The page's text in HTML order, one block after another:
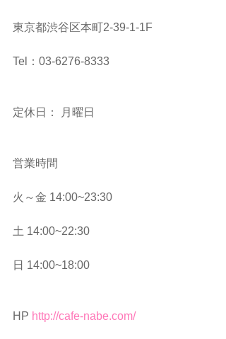
東京都渋谷区本町2-39-1-1F
Tel：03-6276-8333
定休日： 月曜日
営業時間
火～金 14:00~23:30
土 14:00~22:30
日 14:00~18:00
HP http://cafe-nabe.com/